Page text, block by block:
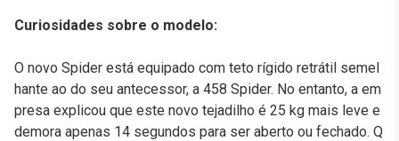
Curiosidades sobre o modelo:
O novo Spider está equipado com teto rígido retrátil semel
hante ao do seu antecessor, a 458 Spider. No entanto, a em
presa explicou que este novo tejadilho é 25 kg mais leve e
demora apenas 14 segundos para ser aberto ou fechado. Q